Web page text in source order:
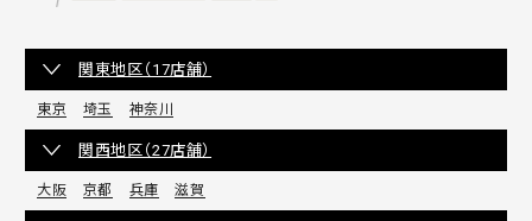
関東地区（17店舗）
東京 埼玉 神奈川
関西地区（27店舗）
大阪 京都 兵庫 滋賀